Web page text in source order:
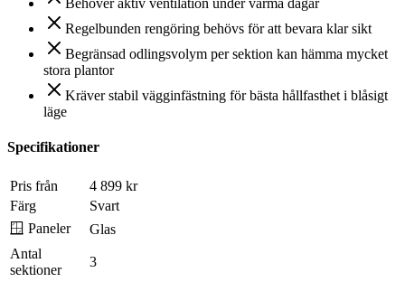
Behöver aktiv ventilation under varma dagar
Regelbunden rengöring behövs för att bevara klar sikt
Begränsad odlingsvolym per sektion kan hämma mycket
stora plantor
Kräver stabil vägginfästning för bästa hållfasthet i blåsigt
läge
Specifikationer
Pris från
4 899 kr
Färg
Svart
🪟 Paneler
Glas
Antal
sektioner
3